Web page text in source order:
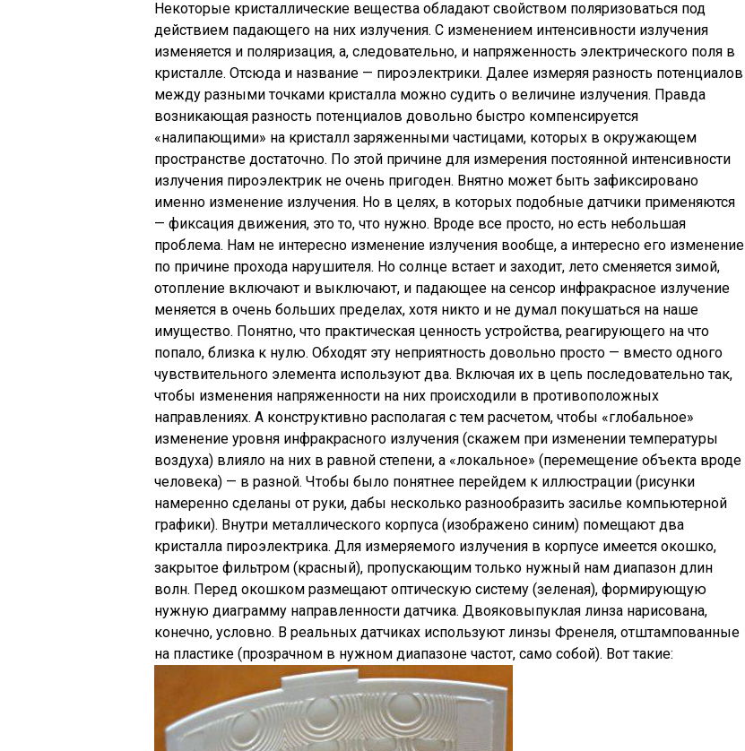
Некоторые кристаллические вещества обладают свойством поляризоваться под
действием падающего на них излучения. С изменением интенсивности излучения
изменяется и поляризация, а, следовательно, и напряженность электрического поля в
кристалле. Отсюда и название — пироэлектрики. Далее измеряя разность потенциалов
между разными точками кристалла можно судить о величине излучения. Правда
возникающая разность потенциалов довольно быстро компенсируется
«налипающими» на кристалл заряженными частицами, которых в окружающем
пространстве достаточно. По этой причине для измерения постоянной интенсивности
излучения пироэлектрик не очень пригоден. Внятно может быть зафиксировано
именно изменение излучения. Но в целях, в которых подобные датчики применяются
— фиксация движения, это то, что нужно. Вроде все просто, но есть небольшая
проблема. Нам не интересно изменение излучения вообще, а интересно его изменение
по причине прохода нарушителя. Но солнце встает и заходит, лето сменяется зимой,
отопление включают и выключают, и падающее на сенсор инфракрасное излучение
меняется в очень больших пределах, хотя никто и не думал покушаться на наше
имущество. Понятно, что практическая ценность устройства, реагирующего на что
попало, близка к нулю. Обходят эту неприятность довольно просто — вместо одного
чувствительного элемента используют два. Включая их в цепь последовательно так,
чтобы изменения напряженности на них происходили в противоположных
направлениях. А конструктивно располагая с тем расчетом, чтобы «глобальное»
изменение уровня инфракрасного излучения (скажем при изменении температуры
воздуха) влияло на них в равной степени, а «локальное» (перемещение объекта вроде
человека) — в разной. Чтобы было понятнее перейдем к иллюстрации (рисунки
намеренно сделаны от руки, дабы несколько разнообразить засилье компьютерной
графики). Внутри металлического корпуса (изображено синим) помещают два
кристалла пироэлектрика. Для измеряемого излучения в корпусе имеется окошко,
закрытое фильтром (красный), пропускающим только нужный нам диапазон длин
волн. Перед окошком размещают оптическую систему (зеленая), формирующую
нужную диаграмму направленности датчика. Двояковыпуклая линза нарисована,
конечно, условно. В реальных датчиках используют линзы Френеля, отштампованные
на пластике (прозрачном в нужном диапазоне частот, само собой). Вот такие: